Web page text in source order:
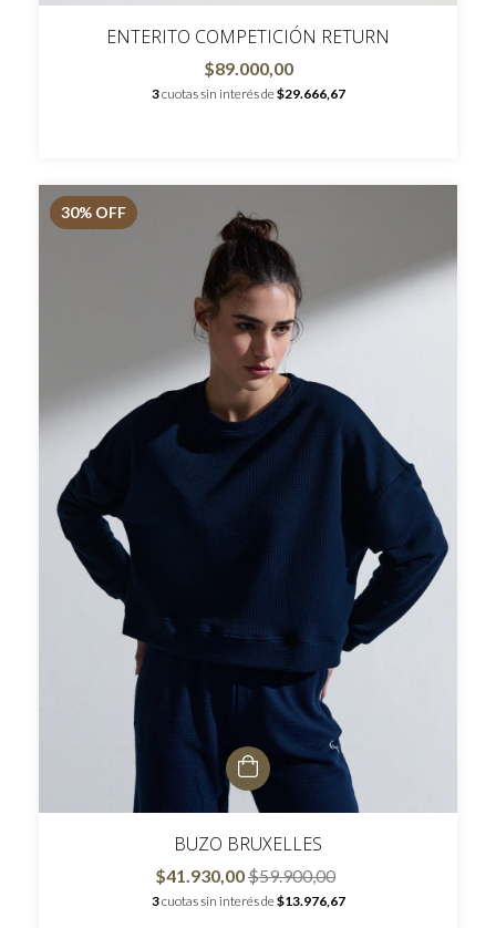
ENTERITO COMPETICIÓN RETURN
$89.000,00
3cuotas sin interés de$29.666,67
30% OFF
BUZO BRUXELLES
$41.930,00$59.900,00
3cuotas sin interés de$13.976,67